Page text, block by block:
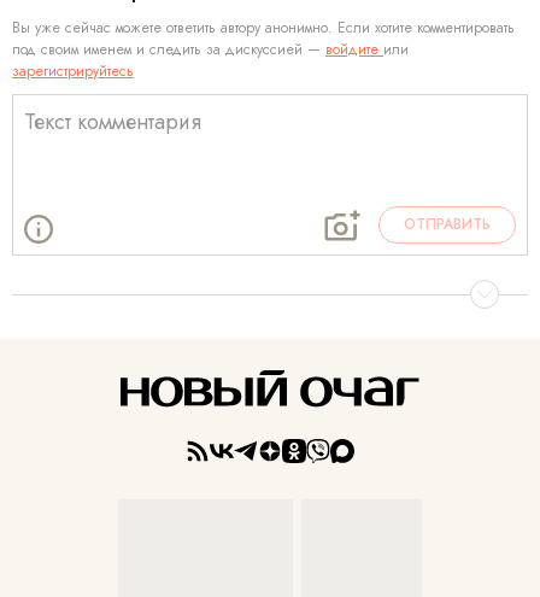
Вы уже сейчас можете ответить автору анонимно. Если хотите комментировать
под своим именем и следить за дискуссией — войдите или
зарегистрируйтесь
ОТПРАВИТЬ